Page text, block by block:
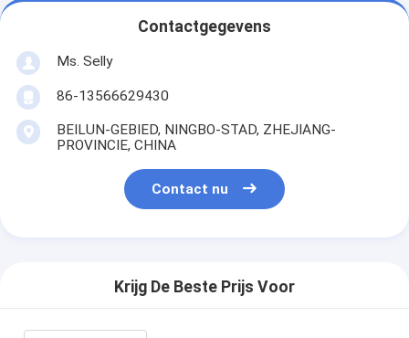
Contactgegevens
Ms. Selly
86-13566629430
BEILUN-GEBIED, NINGBO-STAD, ZHEJIANG-
PROVINCIE, CHINA
Contact nu
Krijg De Beste Prijs Voor